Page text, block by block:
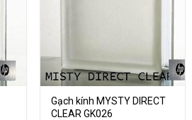
Gạch kính MYSTY DIRECT
CLEAR GK026